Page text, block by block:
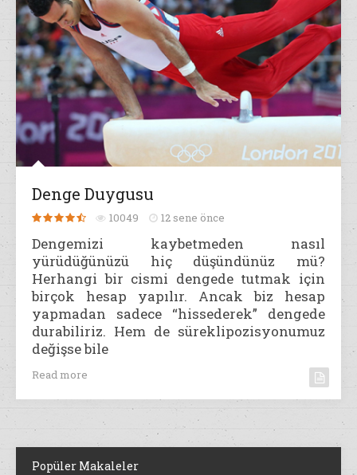
Denge Duygusu
10049 12 sene önce
Dengemizi kaybetmeden nasıl
yürüdüğünüzü hiç düşündünüz mü?
Herhangi bir cismi dengede tutmak için
birçok hesap yapılır. Ancak biz hesap
yapmadan sadece “hissederek” dengede
durabiliriz. Hem de süreklipozisyonumuz
değişse bile
Read more
Popüler Makaleler